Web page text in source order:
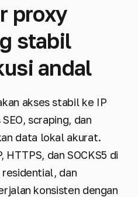
proxy
stabil
andal
akses stabil ke IP
scraping, dan
data lokal akurat.
HTTPS, dan SOCKS5 di
dan
konsisten dengan